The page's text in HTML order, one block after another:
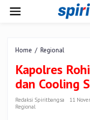
Home / Regional
Gelar
dan
Cooling
Kapolres
dan Cooling
Redaksi Spiritbangsa
11
Regional